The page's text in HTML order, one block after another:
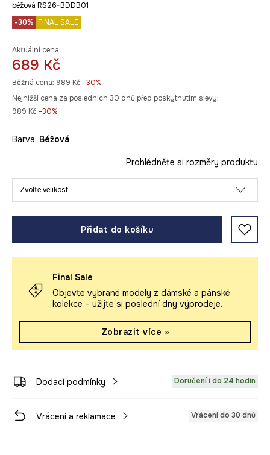
béžová RS26-BDDB01
-30% FINAL SALE
Aktuální cena:
689 Kč
Běžná cena: 989 Kč -30%
Nejnižší cena za posledních 30 dnů před poskytnutím slevy:
989 Kč -30%
Barva: béžová
Prohlédněte si rozměry produktu
Zvolte velikost
Přidat do košíku
Final Sale
Objevte vybrané modely z dámské a pánské
kolekce – užijte si poslední dny výprodeje.
Zobrazit více »
Dodací podmínky Doručení i do 24 hodin
Vrácení a reklamace Vrácení do 30 dnů